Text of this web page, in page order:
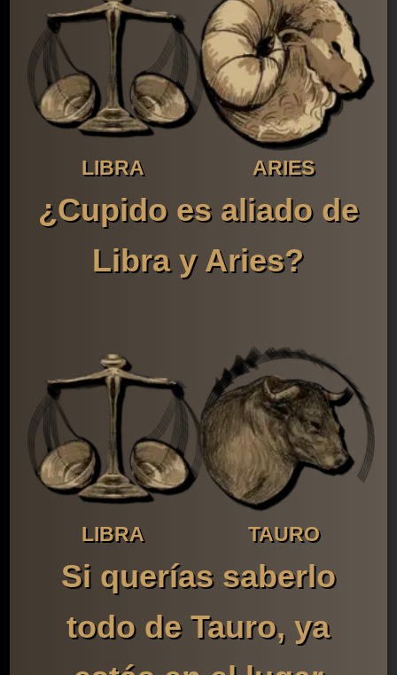
LIBRA ARIES
¿Cupido es aliado de
Libra y Aries?
LIBRA TAURO
Si querías saberlo
todo de Tauro, ya